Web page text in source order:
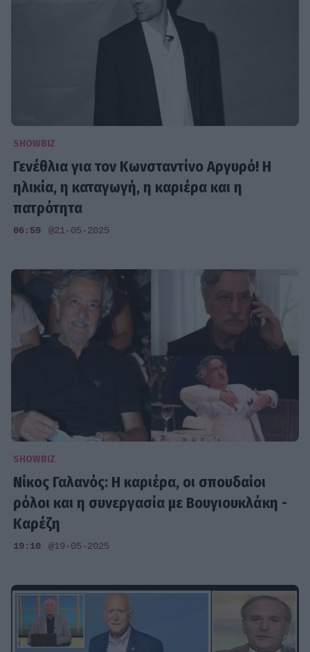
SHOWBIZ
Γενέθλια για τον Κωνσταντίνο Αργυρό! Η
ηλικία, η καταγωγή, η καριέρα και η
πατρότητα
06:59 @21-05-2025
SHOWBIZ
Νίκος Γαλανός: Η καριέρα, οι σπουδαίοι
ρόλοι και η συνεργασία με Βουγιουκλάκη -
Καρέζη
19:10 @19-05-2025